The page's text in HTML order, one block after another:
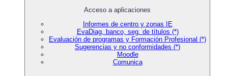
Acceso a aplicaciones
Informes de centro y zonas IE
EvaDiag, banco, seg. de títulos (*)
Evaluación de programas y Formación Profesional (*)
Sugerencias y no conformidades (*)
Moodle
Comunica